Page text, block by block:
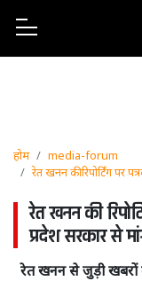
होम
media-forum
रेत खनन की रिपोर्टिंग पर
रेत खनन की
प्रदेश सरकार से
रेत खनन से जुड़ी खबरों